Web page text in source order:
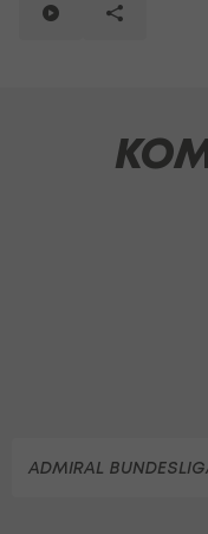
ADMIRAL